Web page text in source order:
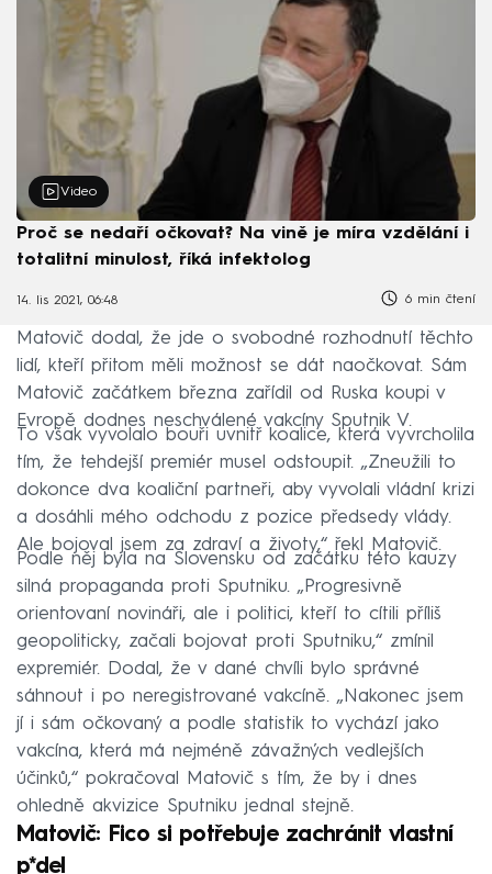
Video
Proč se nedaří očkovat? Na vině je míra vzdělání i
totalitní minulost, říká infektolog
14. lis 2021, 06:48 6 min čtení
Matovič dodal, že jde o svobodné rozhodnutí těchto
lidí, kteří přitom měli možnost se dát naočkovat. Sám
Matovič začátkem března zařídil od Ruska koupi v
Evropě dodnes neschválené vakcíny Sputnik V.
To však vyvolalo bouři uvnitř koalice, která vyvrcholila
tím, že tehdejší premiér musel odstoupit. „Zneužili to
dokonce dva koaliční partneři, aby vyvolali vládní krizi
a dosáhli mého odchodu z pozice předsedy vlády.
Ale bojoval jsem za zdraví a životy,“ řekl Matovič.
Podle něj byla na Slovensku od začátku této kauzy
silná propaganda proti Sputniku. „Progresivně
orientovaní novináři, ale i politici, kteří to cítili příliš
geopoliticky, začali bojovat proti Sputniku,“ zmínil
expremiér. Dodal, že v dané chvíli bylo správné
sáhnout i po neregistrované vakcíně. „Nakonec jsem
jí i sám očkovaný a podle statistik to vychází jako
vakcína, která má nejméně závažných vedlejších
účinků,“ pokračoval Matovič s tím, že by i dnes
ohledně akvizice Sputniku jednal stejně.
Matovič: Fico si potřebuje zachránit vlastní
p*del